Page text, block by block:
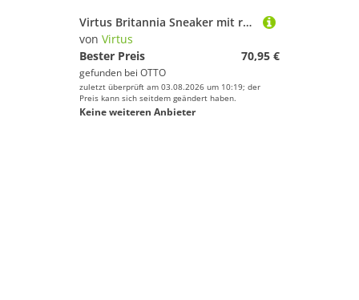
Virtus Britannia Sneaker mit rutschhemmendem Allwetter-Profil
von Virtus
Bester Preis
70,95 €
gefunden bei OTTO
zuletzt überprüft am 03.08.2026 um 10:19; der
Preis kann sich seitdem geändert haben.
Keine weiteren Anbieter